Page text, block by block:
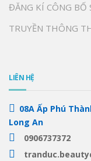
ĐĂNG KÍ CÔNG BỐ
TRUYỀN THÔNG
LIÊN HỆ
08A Ấp Phú
Long An
0906737372